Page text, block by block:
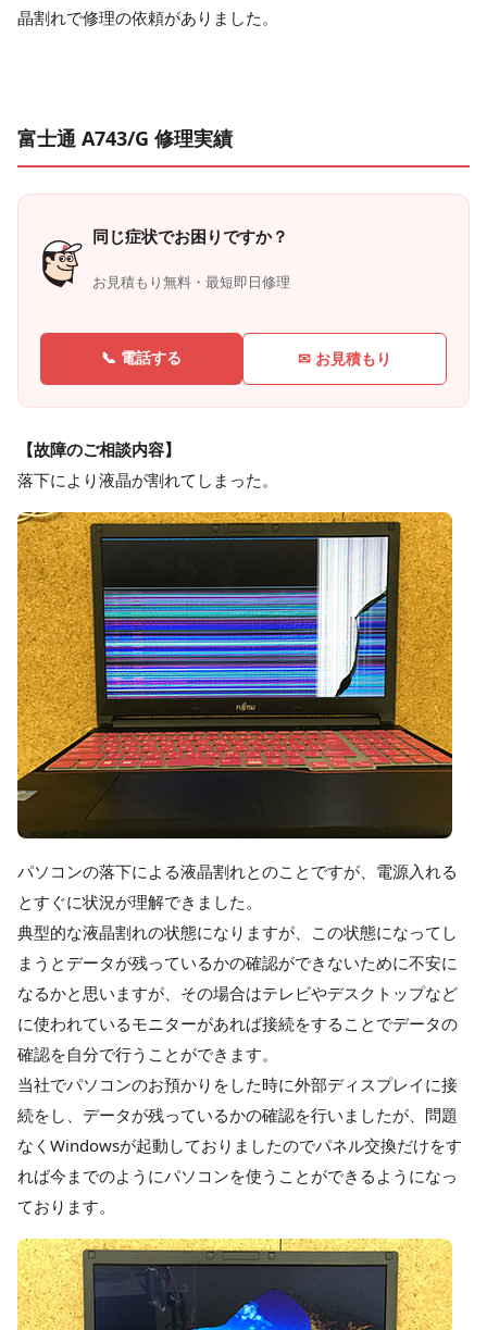
晶割れで修理の依頼がありました。
富士通 A743/G 修理実績
同じ症状でお困りですか？
お見積もり無料・最短即日修理
📞 電話する ✉ お見積もり
【故障のご相談内容】
落下により液晶が割れてしまった。
パソコンの落下による液晶割れとのことですが、電源入れる
とすぐに状況が理解できました。
典型的な液晶割れの状態になりますが、この状態になってし
まうとデータが残っているかの確認ができないために不安に
なるかと思いますが、その場合はテレビやデスクトップなど
に使われているモニターがあれば接続をすることでデータの
確認を自分で行うことができます。
当社でパソコンのお預かりをした時に外部ディスプレイに接
続をし、データが残っているかの確認を行いましたが、問題
なくWindowsが起動しておりましたのでパネル交換だけをす
れば今までのようにパソコンを使うことができるようになっ
ております。